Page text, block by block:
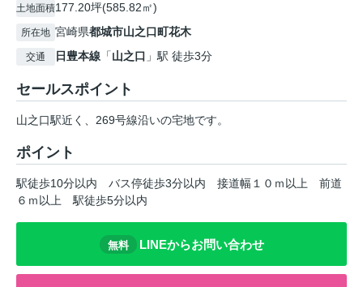
土地面積177.20坪(585.82㎡)
所在地 宮崎県都城市山之口町花木
交通 日豊本線 「山之口 」駅 徒歩3分
セールスポイント
山之口駅近く、269号線沿いの宅地です。
ポイント
駅徒歩10分以内 バス停徒歩3分以内 接道幅１０ｍ以上
前道
６ｍ以上
駅徒歩5分以内
無料 LINEからお問い合わせ